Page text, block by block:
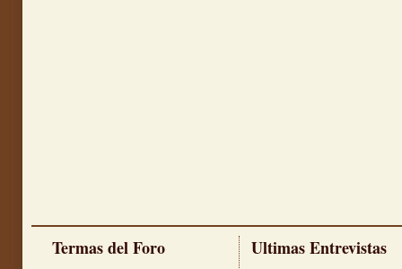
Termas del Foro Ultimas Entrevistas